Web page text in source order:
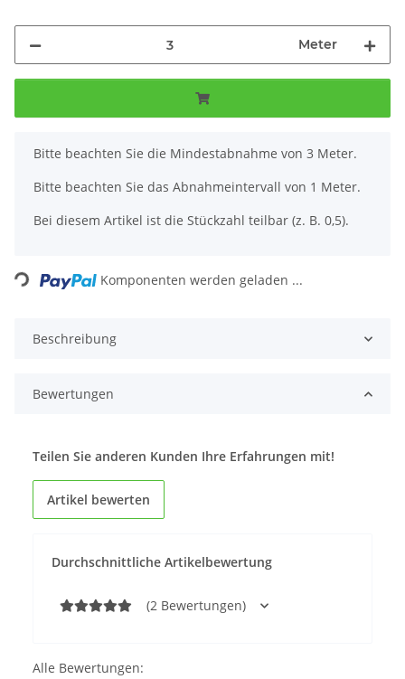
Meter
x
Bitte beachten Sie die Mindestabnahme von 3 Meter.
Bitte beachten Sie das Abnahmeintervall von 1 Meter.
Bei diesem Artikel ist die Stückzahl teilbar (z. B. 0,5).
Loading... Komponenten werden geladen ...
Beschreibung
Bewertungen
Durchschnittliche Artikelbewertung
(2 Bewertungen)
Teilen Sie anderen Kunden Ihre Erfahrungen mit!
Artikel bewerten
Alle Bewertungen: